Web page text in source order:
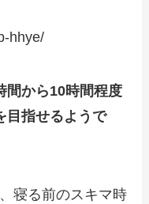
hhye/
間から10時間程度
目指せるようで
寝る前のスキマ時